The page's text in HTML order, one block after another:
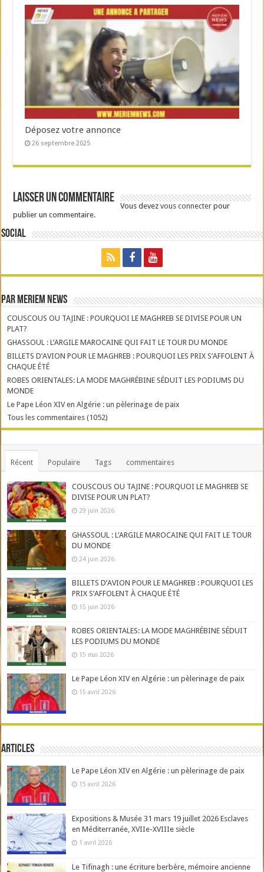
Déposez votre annonce
26 septembre 2025
Laisser un commentaire
Vous devezvous connecter pour
publier un commentaire.
Social
Par Meriem News
COUSCOUS OU TAJINE : POURQUOI LE MAGHREB SE DIVISE POUR UN
PLAT?
GHASSOUL : L’ARGILE MAROCAINE QUI FAIT LE TOUR DU MONDE
BILLETS D’AVION POUR LE MAGHREB : POURQUOI LES PRIX S’AFFOLENT À
CHAQUE ÉTÉ
ROBES ORIENTALES: LA MODE MAGHRÉBINE SÉDUIT LES PODIUMS DU
MONDE
Le Pape Léon XIV en Algérie : un pèlerinage de paix
Tous les commentaires (1052)
Récent Populaire Tags commentaires
COUSCOUS OU TAJINE : POURQUOI LE MAGHREB SE
DIVISE POUR UN PLAT?
29 juin 2026
GHASSOUL : L’ARGILE MAROCAINE QUI FAIT LE TOUR
DU MONDE
24 juin 2026
BILLETS D’AVION POUR LE MAGHREB : POURQUOI LES
PRIX S’AFFOLENT À CHAQUE ÉTÉ
15 juin 2026
ROBES ORIENTALES: LA MODE MAGHRÉBINE SÉDUIT
LES PODIUMS DU MONDE
15 mai 2026
Le Pape Léon XIV en Algérie : un pèlerinage de paix
15 avril 2026
Articles
Le Pape Léon XIV en Algérie : un pèlerinage de paix
15 avril 2026
Expositions & Musée 31 mars 19 juillet 2026 Esclaves
en Méditerranée, XVIIe-XVIIIe siècle
1 avril 2026
Le Tifinagh : une écriture berbère, mémoire ancienne